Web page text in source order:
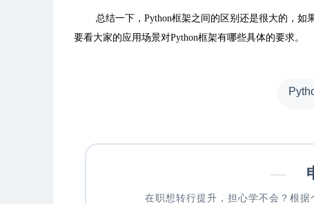
总结一下， Python框架之间的区别还是很大的，如
要看大家的应用场景对Python框架有哪些具体的要求。
—
在职想转行提升，担心学不会？根